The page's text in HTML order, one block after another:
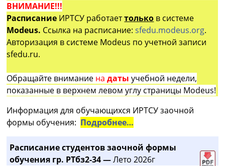
ВНИМАНИЕ!!!
Расписание ИРТСУ работаеттолько в системе
Modeus. Ссылка на расписание:sfedu.modeus.org.
Авторизация в системе Modeus по учетной записи
sfedu.ru.
Обращайте внимание на датыучебной недели,
показанные в верхнем левом углу страницы Modeus!
Информация для обучающихся ИРТСУ заочной
формы обучения: Подробнее…
Расписание студентов заочной формы
обучения гр. РТбз2-34 —Лето 2026г